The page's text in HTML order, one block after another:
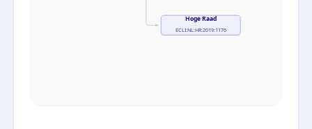
Hoge Raad
ECLI:NL:HR:2019:1176